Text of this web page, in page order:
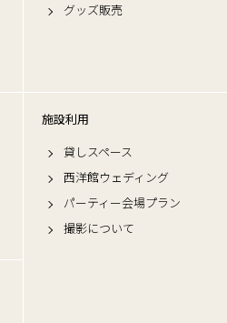
グッズ販売
施設利用
貸しスペース
西洋館ウェディング
パーティー会場プラン
撮影について